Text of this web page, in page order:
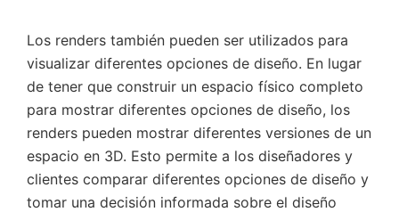
Los renders también pueden ser utilizados para
visualizar diferentes opciones de diseño. En lugar
de tener que construir un espacio físico completo
para mostrar diferentes opciones de diseño, los
renders pueden mostrar diferentes versiones de un
espacio en 3D. Esto permite a los diseñadores y
clientes comparar diferentes opciones de diseño y
tomar una decisión informada sobre el diseño